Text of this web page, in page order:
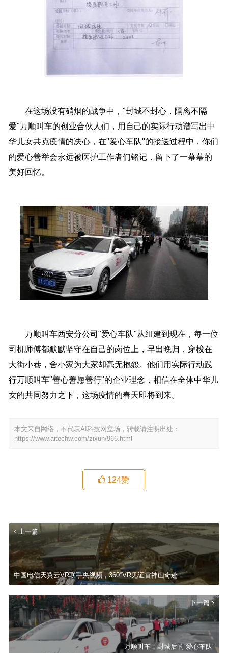
在这场没有硝烟的战争中，"封城不封心，隔离不隔
爱"万顺叫车的创业合伙人们，用自己的实际行动谱写出中
华儿女共克疫情的决心，在"爱心车队"的接送过程中，你们
的爱心善举会永远被医护工作者们铭记，留下了一幕幕的
美好回忆。
万顺叫车西安分公司"爱心车队"从组建到现在，每一位
司机师傅都默默坚守在自己的岗位上，早出晚归，穿梭在
大街小巷，舍小家为大家却毫无抱怨。他们用实际行动践
行万顺叫车"善心善愿善行"的企业理念，相信在全体中华儿
女的共同努力之下，这场疫情的春天即将到来。
本文来自网络，不代表AI科技网立场，转载请注明出处：
https://www.aitechw.com/zixun/966.html
124赞
上一篇
中国电信天翼云VR联手央视频，360°VR见证雷神山奇迹！
下一篇
万顺叫车：封城后的“爱心车队”